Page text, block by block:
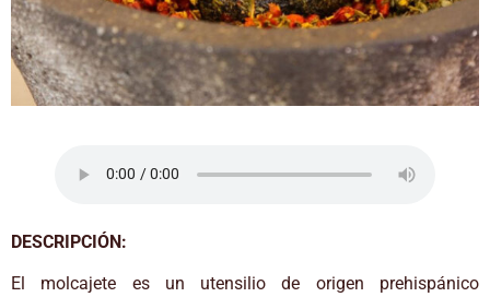
DESCRIPCIÓN:
El molcajete es un utensilio de origen prehispánico